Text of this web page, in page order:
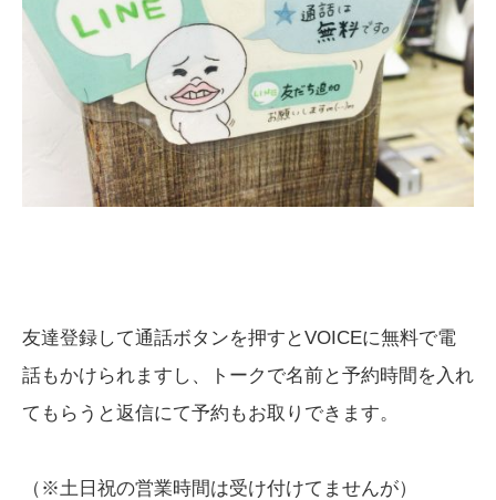
友達登録して通話ボタンを押すとVOICEに無料で電
話もかけられますし、トークで名前と予約時間を入れ
てもらうと返信にて予約もお取りできます。
（※土日祝の営業時間は受け付けてませんが）